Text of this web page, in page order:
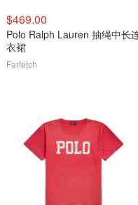
$469.00
Polo Ralph Lauren 抽绳中长
衣裙
Farfetch